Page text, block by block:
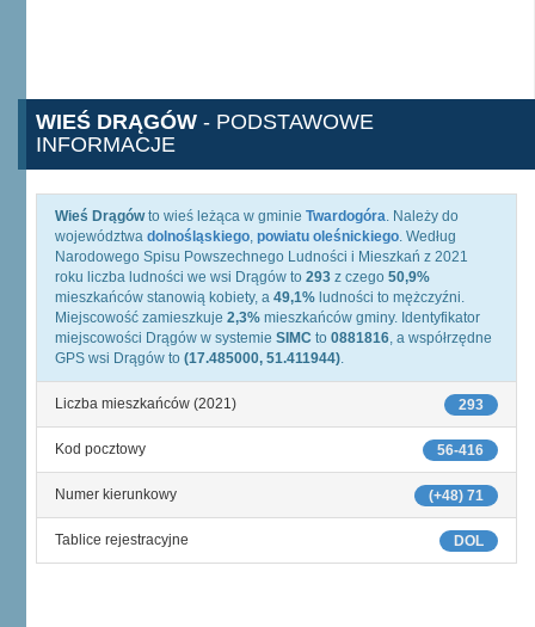
WIEŚ DRĄGÓW - PODSTAWOWE
INFORMACJE
Wieś Drągówto wieś leżąca w gminie Twardogóra. Należy do
województwa dolnośląskiego, powiatu oleśnickiego. Według
Narodowego Spisu Powszechnego Ludności i Mieszkań z 2021
roku liczba ludności we wsi Drągów to 293 z czego 50,9%
mieszkańców stanowią kobiety, a 49,1% ludności to mężczyźni.
Miejscowość zamieszkuje 2,3% mieszkańców gminy. Identyfikator
miejscowości Drągów w systemie SIMC to 0881816, a współrzędne
GPS wsi Drągów to (17.485000, 51.411944).
293
Liczba mieszkańców (2021)
56-416
Kod pocztowy
(+48) 71
Numer kierunkowy
DOL
Tablice rejestracyjne